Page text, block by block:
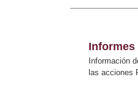
Informes
Información
las acciones